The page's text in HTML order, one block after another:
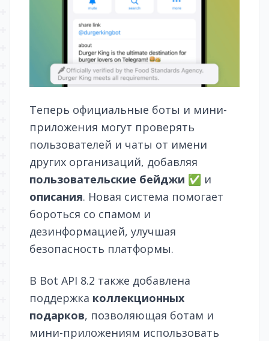
Теперь официальные боты и мини-
приложения могут проверять
пользователей и чаты от имени
других организаций, добавляя
пользовательские бейджи ✅ и
описания. Новая система помогает
бороться со спамом и
дезинформацией, улучшая
безопасность платформы.
В Bot API 8.2 также добавлена
поддержка коллекционных
подарков, позволяющая ботам и
мини-приложениям использовать